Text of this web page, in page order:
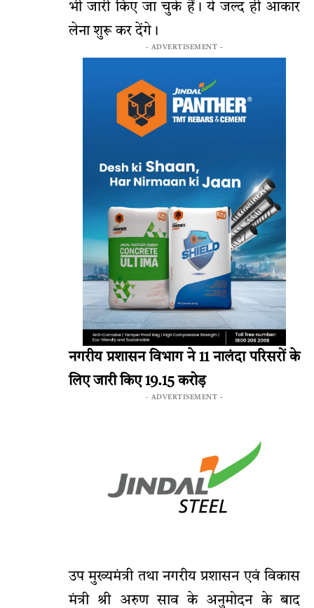
भी जारी किए जा चुके हैं। ये जल्द ही आकार
लेना शुरू कर देंगे।
- ADVERTISEMENT -
नगरीय प्रशासन विभाग ने 11 नालंदा परिसरों के
लिए जारी किए 19.15 करोड़
- ADVERTISEMENT -
उप मुख्यमंत्री तथा नगरीय प्रशासन एवं विकास
मंत्री श्री अरुण साव के अनुमोदन के बाद